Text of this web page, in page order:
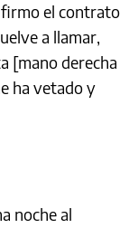
el contrato
a llamar,
[mano derecha
ha vetado y
noche al